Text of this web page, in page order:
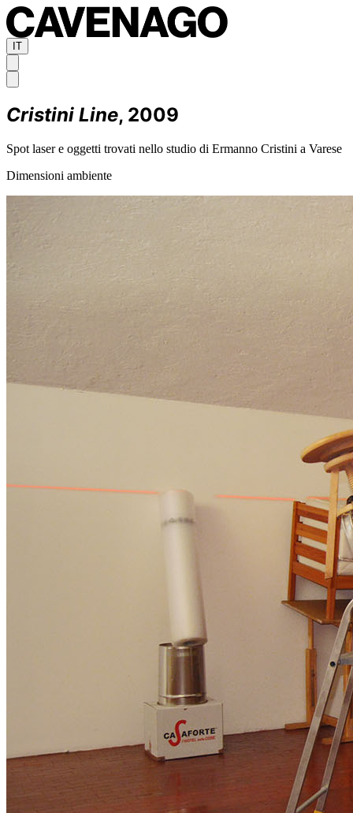
IT
Cristini Line, 2009
Spot laser e oggetti trovati nello studio di Ermanno Cristini a Varese
Dimensioni ambiente